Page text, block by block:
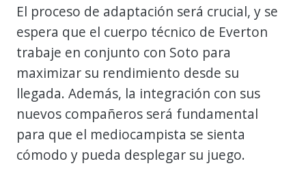
El proceso de adaptación será crucial, y se
espera que el cuerpo técnico de Everton
trabaje en conjunto con Soto para
maximizar su rendimiento desde su
llegada. Además, la integración con sus
nuevos compañeros será fundamental
para que el mediocampista se sienta
cómodo y pueda desplegar su juego.